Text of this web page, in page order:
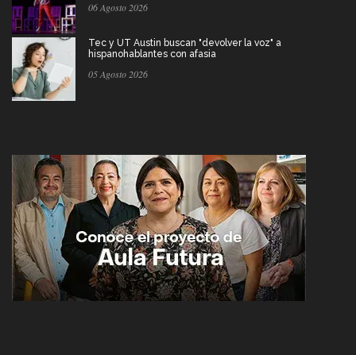
06 Agosto 2026
Tec y UT Austin buscan "devolver la voz" a
hispanohablantes con afasia
05 Agosto 2026